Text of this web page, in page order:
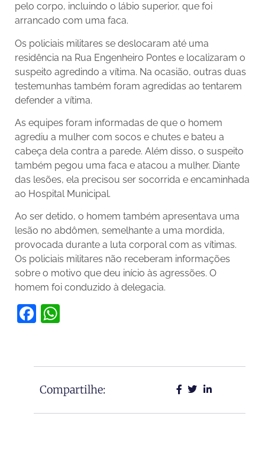
pelo corpo, incluindo o lábio superior, que foi
arrancado com uma faca.
Os policiais militares se deslocaram até uma
residência na Rua Engenheiro Pontes e localizaram o
suspeito agredindo a vítima. Na ocasião, outras duas
testemunhas também foram agredidas ao tentarem
defender a vítima.
As equipes foram informadas de que o homem
agrediu a mulher com socos e chutes e bateu a
cabeça dela contra a parede. Além disso, o suspeito
também pegou uma faca e atacou a mulher. Diante
das lesões, ela precisou ser socorrida e encaminhada
ao Hospital Municipal.
Ao ser detido, o homem também apresentava uma
lesão no abdômen, semelhante a uma mordida,
provocada durante a luta corporal com as vítimas.
Os policiais militares não receberam informações
sobre o motivo que deu início às agressões. O
homem foi conduzido à delegacia.
Facebook
Compartilhe: